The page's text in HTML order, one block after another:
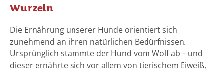
Wurzeln
Die Ernährung unserer Hunde orientiert sich
zunehmend an ihren natürlichen Bedürfnissen.
Ursprünglich stammte der Hund vom Wolf ab – und
dieser ernährte sich vor allem von tierischem Eiweiß,